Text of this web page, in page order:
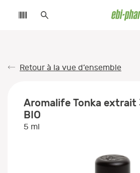
Retour à la vue d’ensemble
Aromalife Tonka extrait
BIO
5 ml